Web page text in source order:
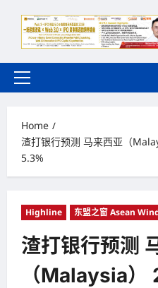
Primary
Home
渣打银行预测 马来西亚（
5.3%
Highline 东盟之窗 Asean
渣打银行预测
（Malaysia）